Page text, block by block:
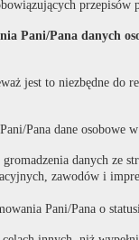
przepisów
Pani/Pana danych
jest to niezbędne do
Pana dane osobowe
danych ze
zawodów i
Pani/Pana o